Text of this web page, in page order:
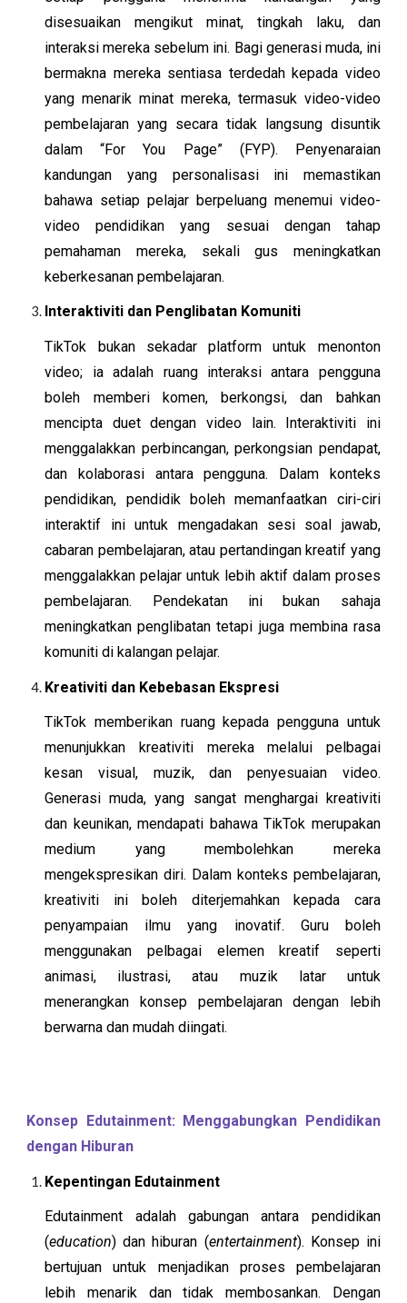
disesuaikan mengikut minat, tingkah laku, dan
interaksi mereka sebelum ini. Bagi generasi muda, ini
bermakna mereka sentiasa terdedah kepada video
yang menarik minat mereka, termasuk video-video
pembelajaran yang secara tidak langsung disuntik
dalam “For You Page” (FYP). Penyenaraian
kandungan yang personalisasi ini memastikan
bahawa setiap pelajar berpeluang menemui video-
video pendidikan yang sesuai dengan tahap
pemahaman mereka, sekali gus meningkatkan
keberkesanan pembelajaran.
Interaktiviti dan Penglibatan Komuniti
TikTok bukan sekadar platform untuk menonton
video; ia adalah ruang interaksi antara pengguna
boleh memberi komen, berkongsi, dan bahkan
mencipta duet dengan video lain. Interaktiviti ini
menggalakkan perbincangan, perkongsian pendapat,
dan kolaborasi antara pengguna. Dalam konteks
pendidikan, pendidik boleh memanfaatkan ciri-ciri
interaktif ini untuk mengadakan sesi soal jawab,
cabaran pembelajaran, atau pertandingan kreatif yang
menggalakkan pelajar untuk lebih aktif dalam proses
pembelajaran. Pendekatan ini bukan sahaja
meningkatkan penglibatan tetapi juga membina rasa
komuniti di kalangan pelajar.
Kreativiti dan Kebebasan Ekspresi
TikTok memberikan ruang kepada pengguna untuk
menunjukkan kreativiti mereka melalui pelbagai
kesan visual, muzik, dan penyesuaian video.
Generasi muda, yang sangat menghargai kreativiti
dan keunikan, mendapati bahawa TikTok merupakan
medium yang membolehkan mereka
mengekspresikan diri. Dalam konteks pembelajaran,
kreativiti ini boleh diterjemahkan kepada cara
penyampaian ilmu yang inovatif. Guru boleh
menggunakan pelbagai elemen kreatif seperti
animasi, ilustrasi, atau muzik latar untuk
menerangkan konsep pembelajaran dengan lebih
berwarna dan mudah diingati.
Konsep Edutainment: Menggabungkan Pendidikan
dengan Hiburan
Kepentingan Edutainment
Edutainment adalah gabungan antara pendidikan
(education) dan hiburan (entertainment). Konsep ini
bertujuan untuk menjadikan proses pembelajaran
lebih menarik dan tidak membosankan. Dengan